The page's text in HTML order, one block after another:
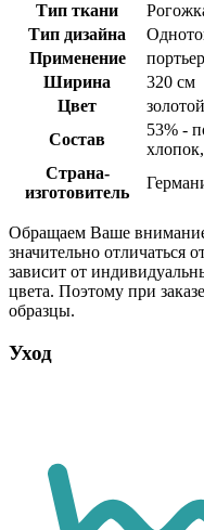
Тип ткани
Тип дизайна
Применение
Ширина
320 см
Цвет
золотой
Состав
53% -
Страна-
изготовитель
Обращаем Ваше
значительно отличаться
зависит от
цвета. Поэтому при
образцы.
Уход